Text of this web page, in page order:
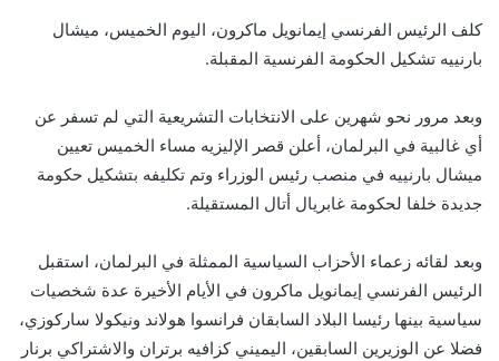
كلف الرئيس الفرنسي إيمانويل ماكرون، اليوم الخميس، ميشال
بارنييه تشكيل الحكومة الفرنسية المقبلة.
وبعد مرور نحو شهرين على الانتخابات التشريعية التي لم تسفر عن
أي غالبية في البرلمان، أعلن قصر الإليزيه مساء الخميس تعيين
ميشال بارنييه في منصب رئيس الوزراء وتم تكليفه بتشكيل حكومة
جديدة خلفا لحكومة غابريال أتال المستقيلة.
وبعد لقائه زعماء الأحزاب السياسية الممثلة في البرلمان، استقبل
الرئيس الفرنسي إيمانويل ماكرون في الأيام الأخيرة عدة شخصيات
سياسية بينها رئيسا البلاد السابقان فرانسوا هولاند ونيكولا ساركوزي،
فضلا عن الوزيرين السابقين، اليميني كزافيه برتران والاشتراكي برنار